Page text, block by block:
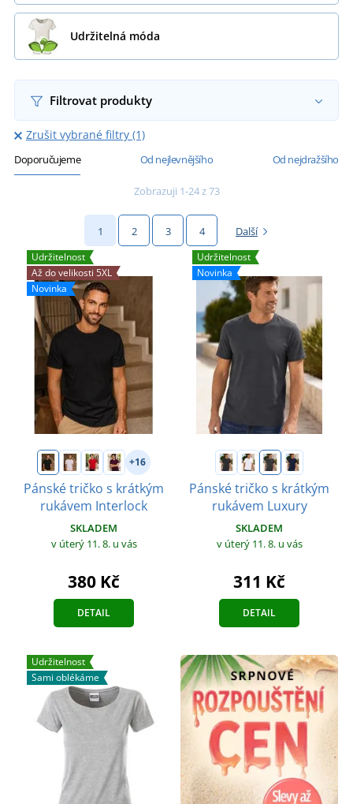
Udržitelná móda
Filtrovat produkty
Zrušit vybrané filtry (1)
Doporučujeme Od nejlevnějšího Od nejdražšího
Zobrazuji 1-24 z 73
1 2 3 4 Další
Udržitelnost
Až do velikosti 5XL
Novinka
+16
Pánské tričko s krátkým
rukávem Interlock
SKLADEM
v úterý 11. 8. u vás
380 Kč
DETAIL
Udržitelnost
Novinka
Pánské tričko s krátkým
rukávem Luxury
SKLADEM
v úterý 11. 8. u vás
311 Kč
DETAIL
Udržitelnost
Sami oblékáme